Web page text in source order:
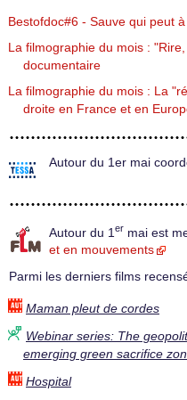
Bestofdoc#6 - Sauve qui peut
La filmographie du mois :
documentaire
La filmographie du mois : La
droite en France et en
Autour du 1er mai
Autour du 1 er mai est
et en mouvements
Parmi les derniers films
Maman pleut de cordes
Webinar series: The
emerging green sacrifice
Hospital